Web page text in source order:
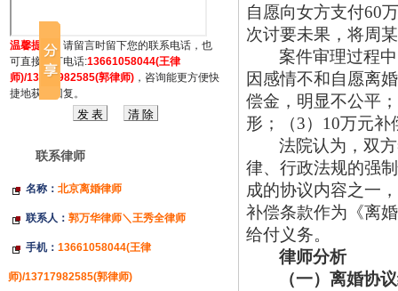
温馨提示： 请留言时留下您的联系电话，也
可直接拔打电话:13661058044(王律
师)/13717982585(郭律师)，咨询能更方便快
捷地获得回复。
联系律师
名称： 北京离婚律师
联系人： 郭万华律师＼王秀全律师
手机： 13661058044(王律
师)/13717982585(郭律师)
自愿向女方支付60
次讨要未果，将周
案件审理过程
因感情不和自愿离
偿金，明显不公平
形；（3）10万元
法院认为，双
律、行政法规的强
成的协议内容之一
补偿条款作为《离
给付义务。
律师分析
（一） 离婚协